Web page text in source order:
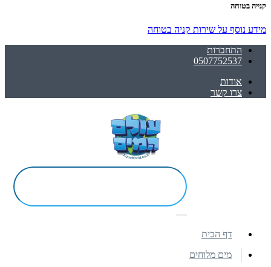
קנייה בטוחה
מידע נוסף על שירות קניה בטוחה
התחברות
0507752537
אודות
צרו קשר
דף הבית
מים מלוחים